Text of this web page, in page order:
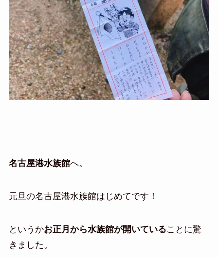
名古屋港水族館へ。
元旦の名古屋港水族館はじめてです！
というかお正月から水族館が開いていることに驚
きました。